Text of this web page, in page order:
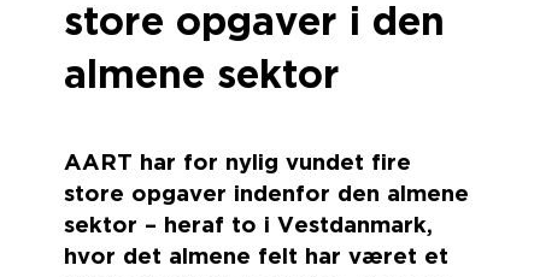
store opgaver i den
almene sektor
AART har for nylig vundet fire
store opgaver indenfor den almene
sektor – heraf to i Vestdanmark,
hvor det almene felt har været et